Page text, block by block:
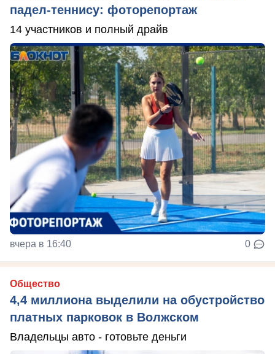
падел-теннису: фоторепортаж
14 участников и полный драйв
вчера в 16:40 0
Общество
4,4 миллиона выделили на обустройство
платных парковок в Волжском
Владельцы авто - готовьте деньги